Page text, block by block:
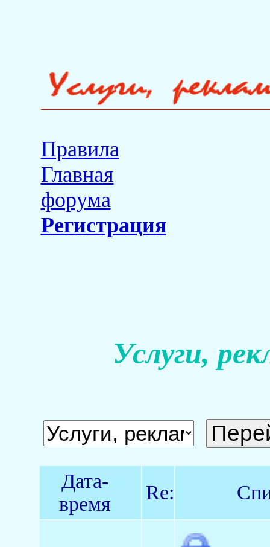
Правила
Главная
форума
Регистрация
Услуги,
Дата-
время
Re: